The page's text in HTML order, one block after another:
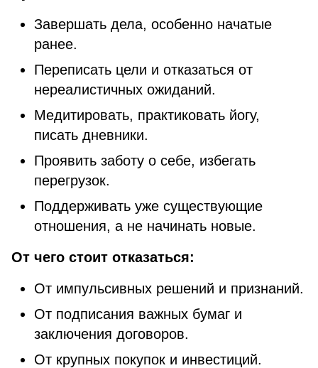
Завершать дела, особенно начатые
ранее.
Переписать цели и отказаться от
нереалистичных ожиданий.
Медитировать, практиковать йогу,
писать дневники.
Проявить заботу о себе, избегать
перегрузок.
Поддерживать уже существующие
отношения, а не начинать новые.
От чего стоит отказаться:
От импульсивных решений и признаний.
От подписания важных бумаг и
заключения договоров.
От крупных покупок и инвестиций.